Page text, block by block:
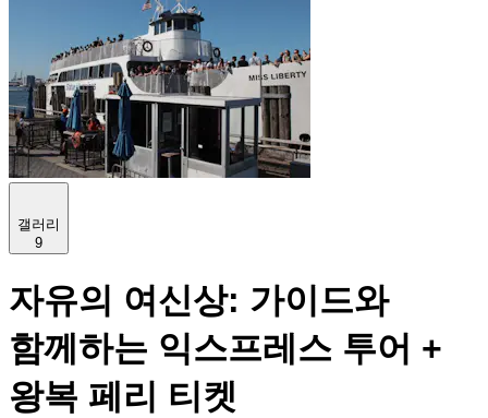
갤러리
9
자유의 여신상: 가이드와
함께하는 익스프레스 투어 +
왕복 페리 티켓